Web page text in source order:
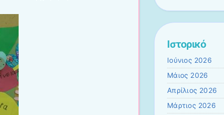
Ιστορικό
Ιούνιος 2026
Μάιος 2026
Απρίλιος 2026
Μάρτιος 2026